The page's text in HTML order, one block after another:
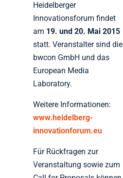
Heidelberger
Innovationsforum findet
am 19. und 20. Mai 2015
statt. Veranstalter sind die
bwcon GmbH und das
European Media
Laboratory.
Weitere Informationen:
www.heidelberg-
innovationforum.eu
Für Rückfragen zur
Veranstaltung sowie zum